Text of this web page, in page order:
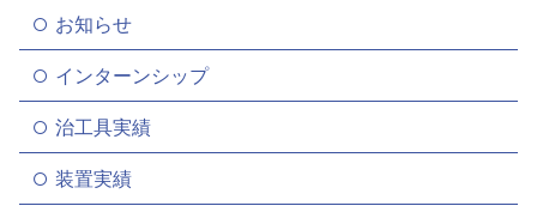
お知らせ
インターンシップ
治工具実績
装置実績